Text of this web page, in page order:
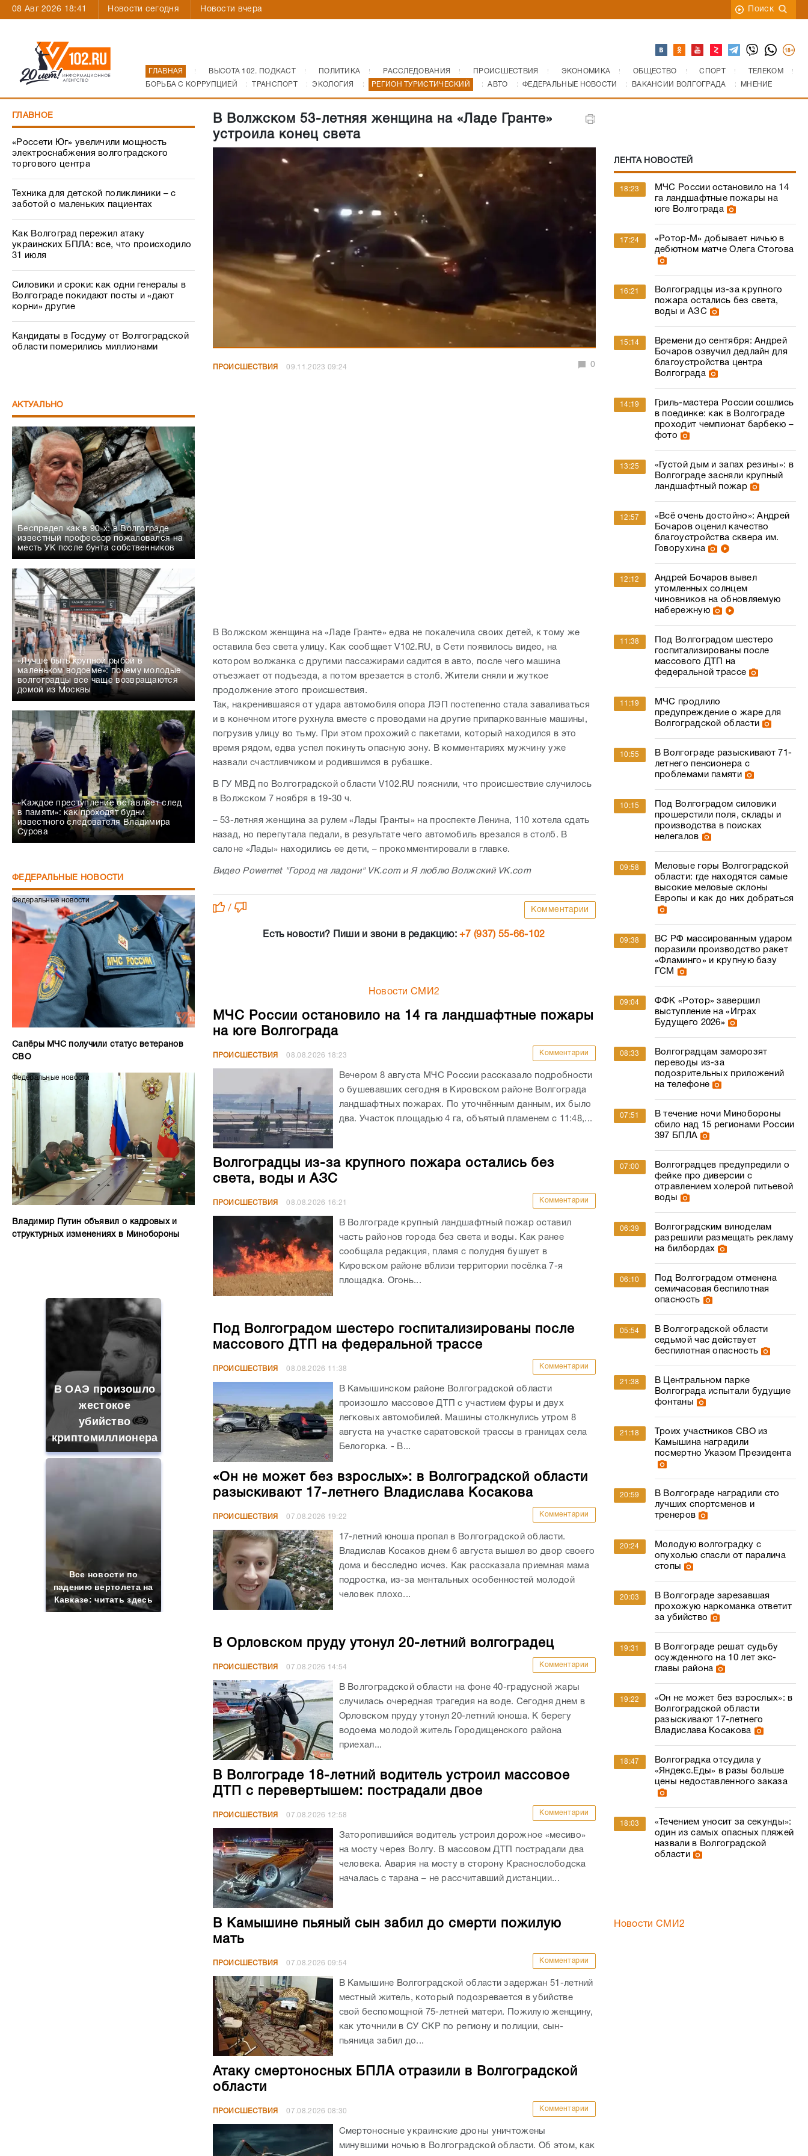
08 Авг 2026 18:41 Новости сегодня Новости вчера Поиск
ГЛАВНАЯ ВЫСОТА 102. ПОДКАСТ ПОЛИТИКА РАССЛЕДОВАНИЯ ПРОИСШЕСТВИЯ ЭКОНОМИКА ОБЩЕСТВО СПОРТ
ТЕЛЕКОМ
БОРЬБА С КОРРУПЦИЕЙ
ТРАНСПОРТ ЭКОЛОГИЯ РЕГИОН ТУРИСТИЧЕСКИЙ АВТО ФЕДЕРАЛЬНЫЕ НОВОСТИ ВАКАНСИИ ВОЛГОГРАДА МНЕНИЕ
ГЛАВНОЕ
«Россети Юг» увеличили мощность
электроснабжения волгоградского
торгового центра
Техника для детской поликлиники – с
заботой о маленьких пациентах
Как Волгоград пережил атаку
украинских БПЛА: все, что происходило
31 июля
Силовики и сроки: как одни генералы в
Волгограде покидают посты и «дают
корни» другие
Кандидаты в Госдуму от Волгоградской
области померились миллионами
АКТУАЛЬНО
Беспредел как в 90-х: в Волгограде
известный профессор пожаловался на
месть УК после бунта собственников
«Лучше быть крупной рыбой в
маленьком водоеме»: почему молодые
волгоградцы все чаще возвращаются
домой из Москвы
«Каждое преступление оставляет след
в памяти»: как проходят будни
известного следователя Владимира
Сурова
ФЕДЕРАЛЬНЫЕ НОВОСТИ
Федеральные новости
Сапёры МЧС получили статус ветеранов
СВО
Федеральные новости
Владимир Путин объявил о кадровых и
структурных изменениях в Минобороны
В ОАЭ произошло
жестокое
убийство
криптомиллионера
Все новости по
падению вертолета на
Кавказе: читать здесь
В Волжском 53-летняя женщина на «Ладе Гранте»
устроила конец света
ПРОИСШЕСТВИЯ 09.11.2023 09:24 0
В Волжском женщина на «Ладе Гранте» едва не покалечила своих детей, к тому же
оставила без света улицу. Как сообщает V102.RU, в Сети появилось видео, на
котором волжанка с другими пассажирами садится в авто, после чего машина
отъезжает от подъезда, а потом врезается в столб. Жители сняли и жуткое
продолжение этого происшествия.
Так, накренившаяся от удара автомобиля опора ЛЭП постепенно стала заваливаться
и в конечном итоге рухнула вместе с проводами на другие припаркованные машины,
погрузив улицу во тьму. При этом прохожий с пакетами, который находился в это
время рядом, едва успел покинуть опасную зону. В комментариях мужчину уже
назвали счастливчиком и родившимся в рубашке.
В ГУ МВД по Волгоградской области V102.RU пояснили, что происшествие случилось
в Волжском 7 ноября в 19-30 ч.
– 53-летняя женщина за рулем «Лады Гранты» на проспекте Ленина, 110 хотела сдать
назад, но перепутала педали, в результате чего автомобиль врезался в столб. В
салоне «Лады» находились ее дети, – прокомментировали в главке.
Видео Powernet "Город на ладони" VK.com и Я люблю Волжский VK.com
/ Комментарии
Есть новости? Пиши и звони в редакцию:+7 (937) 55-66-102
Новости СМИ2
МЧС России остановило на 14 га ландшафтные пожары
на юге Волгограда
ПРОИСШЕСТВИЯ 08.08.2026 18:23 Комментарии
Вечером 8 августа МЧС России рассказало подробности
о бушевавших сегодня в Кировском районе Волгограда
ландшафтных пожарах. По уточнённым данным, их было
два. Участок площадью 4 га, объятый пламенем с 11:48,...
Волгоградцы из-за крупного пожара остались без
света, воды и АЗС
ПРОИСШЕСТВИЯ 08.08.2026 16:21 Комментарии
В Волгограде крупный ландшафтный пожар оставил
часть районов города без света и воды. Как ранее
сообщала редакция, пламя с полудня бушует в
Кировском районе вблизи территории посёлка 7-я
площадка. Огонь...
Под Волгоградом шестеро госпитализированы после
массового ДТП на федеральной трассе
ПРОИСШЕСТВИЯ 08.08.2026 11:38 Комментарии
В Камышинском районе Волгоградской области
произошло массовое ДТП с участием фуры и двух
легковых автомобилей. Машины столкнулись утром 8
августа на участке саратовской трассы в границах села
Белогорка. - В...
«Он не может без взрослых»: в Волгоградской области
разыскивают 17-летнего Владислава Косакова
ПРОИСШЕСТВИЯ 07.08.2026 19:22 Комментарии
17-летний юноша пропал в Волгоградской области.
Владислав Косаков днем 6 августа вышел во двор своего
дома и бесследно исчез. Как рассказала приемная мама
подростка, из-за ментальных особенностей молодой
человек плохо...
В Орловском пруду утонул 20-летний волгоградец
ПРОИСШЕСТВИЯ 07.08.2026 14:54 Комментарии
В Волгоградской области на фоне 40-градусной жары
случилась очередная трагедия на воде. Сегодня днем в
Орловском пруду утонул 20-летний юноша. К берегу
водоема молодой житель Городищенского района
приехал...
В Волгограде 18-летний водитель устроил массовое
ДТП с перевертышем: пострадали двое
ПРОИСШЕСТВИЯ 07.08.2026 12:58 Комментарии
Заторопившийся водитель устроил дорожное «месиво»
на мосту через Волгу. В массовом ДТП пострадали два
человека. Авария на мосту в сторону Краснослободска
началась с тарана – не рассчитавший дистанции...
В Камышине пьяный сын забил до смерти пожилую
мать
ПРОИСШЕСТВИЯ 07.08.2026 09:54 Комментарии
В Камышине Волгоградской области задержан 51-летний
местный житель, который подозревается в убийстве
свой беспомощной 75-летней матери. Пожилую женщину,
как уточнили в СУ СКР по региону и полиции, сын-
пьяница забил до...
Атаку смертоносных БПЛА отразили в Волгоградской
области
ПРОИСШЕСТВИЯ 07.08.2026 08:30 Комментарии
Смертоносные украинские дроны уничтожены
минувшими ночью в Волгоградской области. Об этом, как
ЛЕНТА НОВОСТЕЙ
18:23
МЧС России остановило на 14
га ландшафтные пожары на
юге Волгограда
17:24
«Ротор‑М» добывает ничью в
дебютном матче Олега Стогова
16:21
Волгоградцы из-за крупного
пожара остались без света,
воды и АЗС
15:14
Времени до сентября: Андрей
Бочаров озвучил дедлайн для
благоустройства центра
Волгограда
14:19
Гриль-мастера России сошлись
в поединке: как в Волгограде
проходит чемпионат барбекю –
фото
13:25
«Густой дым и запах резины»: в
Волгограде засняли крупный
ландшафтный пожар
12:57
«Всё очень достойно»: Андрей
Бочаров оценил качество
благоустройства сквера им.
Говорухина
12:12
Андрей Бочаров вывел
утомленных солнцем
чиновников на обновляемую
набережную
11:38
Под Волгоградом шестеро
госпитализированы после
массового ДТП на
федеральной трассе
11:19
МЧС продлило
предупреждение о жаре для
Волгоградской области
10:55
В Волгограде разыскивают 71-
летнего пенсионера с
проблемами памяти
10:15
Под Волгоградом силовики
прошерстили поля, склады и
производства в поисках
нелегалов
09:58
Меловые горы Волгоградской
области: где находятся самые
высокие меловые склоны
Европы и как до них добраться
09:38
ВС РФ массированным ударом
поразили производство ракет
«Фламинго» и крупную базу
ГСМ
09:04
ФФК «Ротор» завершил
выступление на «Играх
Будущего 2026»
08:33
Волгоградцам заморозят
переводы из-за
подозрительных приложений
на телефоне
07:51
В течение ночи Минобороны
сбило над 15 регионами России
397 БПЛА
07:00
Волгоградцев предупредили о
фейке про диверсии с
отравлением холерой питьевой
воды
06:39
Волгоградским виноделам
разрешили размещать рекламу
на билбордах
06:10
Под Волгоградом отменена
семичасовая беспилотная
опасность
05:54
В Волгоградской области
седьмой час действует
беспилотная опасность
21:38
В Центральном парке
Волгограда испытали будущие
фонтаны
21:18
Троих участников СВО из
Камышина наградили
посмертно Указом Президента
20:59
В Волгограде наградили сто
лучших спортсменов и
тренеров
20:24
Молодую волгоградку с
опухолью спасли от паралича
стопы
20:03
В Волгограде зарезавшая
прохожую наркоманка ответит
за убийство
19:31
В Волгограде решат судьбу
осужденного на 10 лет экс-
главы района
19:22
«Он не может без взрослых»: в
Волгоградской области
разыскивают 17-летнего
Владислава Косакова
18:47
Волгоградка отсудила у
«Яндекс.Еды» в разы больше
цены недоставленного заказа
18:03
«Течением уносит за секунды»:
один из самых опасных пляжей
назвали в Волгоградской
области
Новости СМИ2